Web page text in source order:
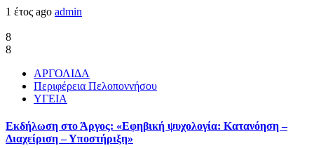
1 έτος ago admin
8
8
ΑΡΓΟΛΙΔΑ
Περιφέρεια Πελοποννήσου
ΥΓΕΙΑ
Εκδήλωση στο Άργος: «Εφηβική ψυχολογία: Κατανόηση –
Διαχείριση – Υποστήριξη»